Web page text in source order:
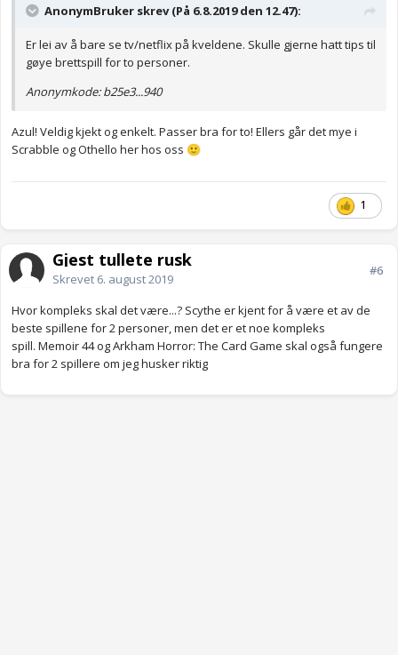
AnonymBruker skrev (På 6.8.2019 den 12.47):
Er lei av å bare se tv/netflix på kveldene. Skulle gjerne hatt tips til
gøye brettspill for to personer.
Anonymkode: b25e3...940
Azul! Veldig kjekt og enkelt. Passer bra for to! Ellers går det mye i
Scrabble og Othello her hos oss 🙂
1
Gjest tullete rusk
Skrevet 6. august 2019
#6
Hvor kompleks skal det være...? Scythe er kjent for å være et av de
beste spillene for 2 personer, men det er et noe kompleks
spill. Memoir 44 og Arkham Horror: The Card Game skal også fungere
bra for 2 spillere om jeg husker riktig